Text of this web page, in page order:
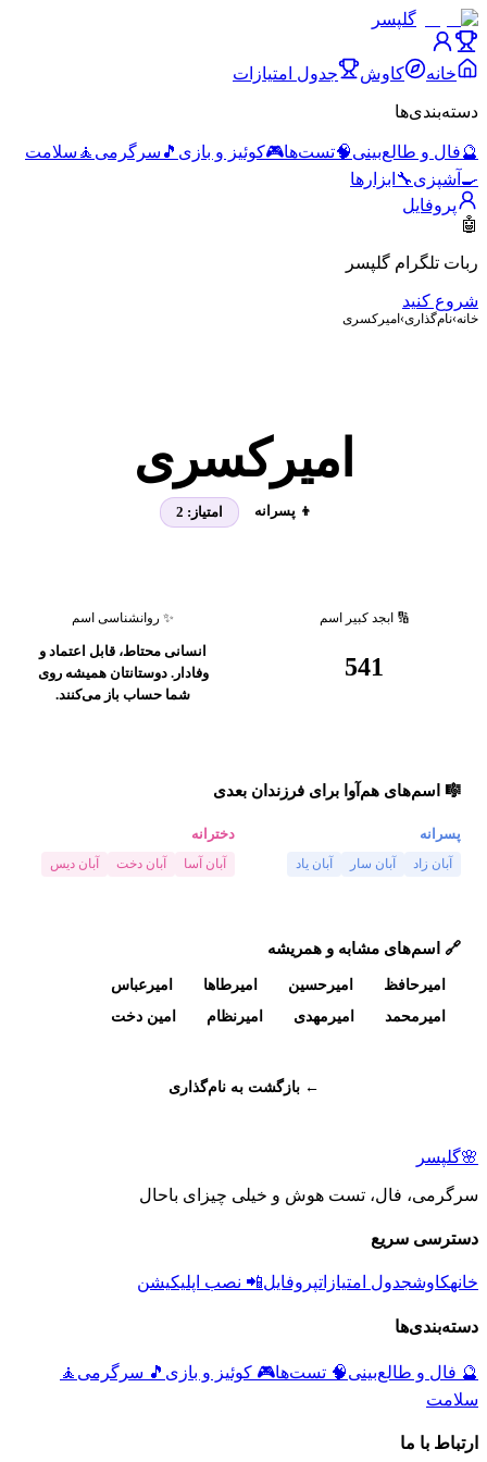
گلپسر
خانه کاوش جدول امتیازات
دسته‌بندی‌ها
🔮فال و طالع‌بینی🧠تست‌ها🎮کوئیز و بازی 🎵 سرگرمی 🧘 سلامت
🍳 آشپزی🔧 ابزارها
پروفایل
🤖
ربات تلگرام گلپسر
شروع کنید
خانه›نام‌گذاری› امیرکسری
امیرکسری
👦 پسرانه امتیاز: 2
🔢 ابجد کبیر اسم
541
✨ روانشناسی اسم
انسانی محتاط، قابل اعتماد و
وفادار. دوستانتان همیشه روی
شما حساب باز می‌کنند.
🎼 اسم‌های هم‌آوا برای فرزندان بعدی
پسرانه
آبان زاد آبان سار آبان یاد
دخترانه
آبان آسا آبان دخت آبان دیس
🔗 اسم‌های مشابه و همریشه
امیرحافظ امیرحسین امیرطاها
امیرعباس
امیرمحمد
امیرمهدی امیرنظام امین دخت
← بازگشت به نام‌گذاری
🌸گلپسر
سرگرمی، فال، تست هوش و خیلی چیزای باحال
دسترسی سریع
خانهکاوشجدول امتیازاتپروفایل📲 نصب اپلیکیشن
دسته‌بندی‌ها
🔮 فال و طالع‌بینی🧠 تست‌ها🎮 کوئیز و بازی 🎵 سرگرمی 🧘
سلامت
ارتباط با ما